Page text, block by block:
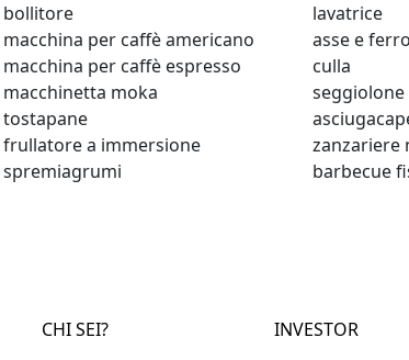
bollitore
macchina per caffè americano
macchina per caffè espresso
macchinetta moka
tostapane
frullatore a immersione
spremiagrumi
lavatrice
asse e
culla
seggiolone
zanzariere
barbecue
CHI SEI?
INVESTOR